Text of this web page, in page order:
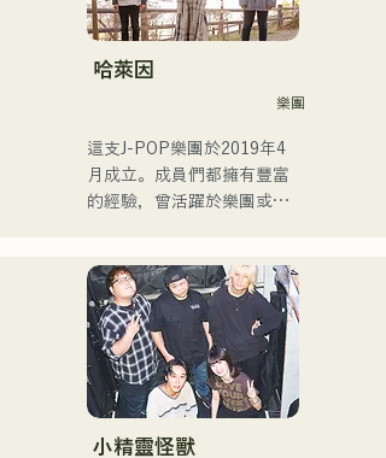
為據點，活躍於多個領域，
包括為寶礦力水特電視廣告
作曲、在富士電視台
出演搖滾音樂劇。
2017年起，她回到福岡，除
了自己的工作之外，還活躍
她擁有高亢的嗓音和出眾的
演唱實力，是一位引領下一
代的創作歌手。
哈萊因
樂團
這支J-POP樂團於2019年4
月成立。成員們都擁有豐富
的經驗，曾活躍於樂團或擔
樂團。 CHiKa清澈的嗓音、
樸實的歌詞和懷舊的旋律贏
得了不同年齡層觀眾的支
持。成員們充分發揮各自的
個性，打造出溫柔溫暖的音
樂。
目前，他們主要在福岡等地
小精靈怪獸